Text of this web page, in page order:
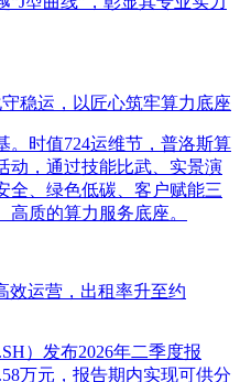
稳运，以匠心筑牢算力底座
。时值724运维节，普洛斯算
动，通过技能比武、实景演
全、绿色低碳、客户赋能三
质的算力服务底座。
效运营，出租率升至约
）发布2026年二季度报
万元，报告期内实现可供分